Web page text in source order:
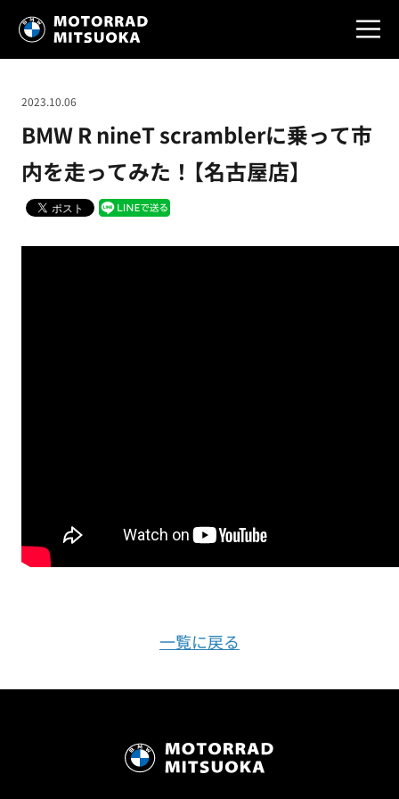
BMW R nineT scramblerに乗って市
内を走ってみた！【名古屋店】
2023.10.06
一覧に戻る